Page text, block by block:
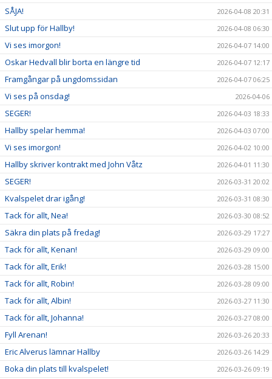
SÅJA! 2026-04-08 20:31
Slut upp för Hallby! 2026-04-08 06:30
Vi ses imorgon! 2026-04-07 14:00
Oskar Hedvall blir borta en längre tid 2026-04-07 12:17
Framgångar på ungdomssidan 2026-04-07 06:25
Vi ses på onsdag! 2026-04-06
SEGER! 2026-04-03 18:33
Hallby spelar hemma! 2026-04-03 07:00
Vi ses imorgon! 2026-04-02 10:00
Hallby skriver kontrakt med John Våtz 2026-04-01 11:30
SEGER! 2026-03-31 20:02
Kvalspelet drar igång! 2026-03-31 08:30
Tack för allt, Nea! 2026-03-30 08:52
Säkra din plats på fredag! 2026-03-29 17:27
Tack för allt, Kenan! 2026-03-29 09:00
Tack för allt, Erik! 2026-03-28 15:00
Tack för allt, Robin! 2026-03-28 09:00
Tack för allt, Albin! 2026-03-27 11:30
Tack för allt, Johanna! 2026-03-27 08:00
Fyll Arenan! 2026-03-26 20:33
Eric Alverus lämnar Hallby 2026-03-26 14:29
Boka din plats till kvalspelet! 2026-03-26 09:19